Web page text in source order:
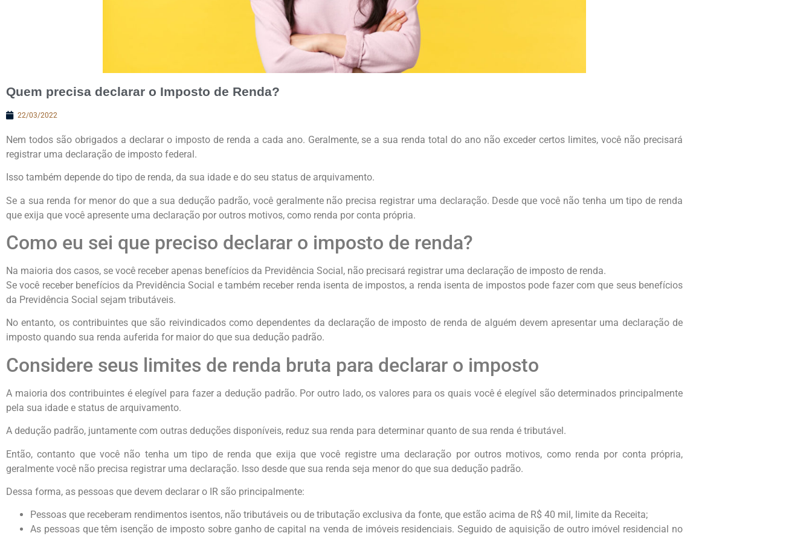
Quem precisa declarar o Imposto de Renda?
22/03/2022
Nem todos são obrigados a declarar o imposto de renda a cada ano. Geralmente, se a sua renda total do ano não exceder certos limites, você não precisará
registrar uma declaração de imposto federal.
Isso também depende do tipo de renda, da sua idade e do seu status de arquivamento.
Se a sua renda for menor do que a sua dedução padrão, você geralmente não precisa registrar uma declaração. Desde que você não tenha um tipo de renda
que exija que você apresente uma declaração por outros motivos, como renda por conta própria.
Como eu sei que preciso declarar o imposto de renda?
Na maioria dos casos, se você receber apenas benefícios da Previdência Social, não precisará registrar uma declaração de imposto de renda.
Se você receber benefícios da Previdência Social e também receber renda isenta de impostos, a renda isenta de impostos pode fazer com que seus benefícios
da Previdência Social sejam tributáveis.
No entanto, os contribuintes que são reivindicados como dependentes da declaração de imposto de renda de alguém devem apresentar uma declaração de
imposto quando sua renda auferida for maior do que sua dedução padrão.
Considere seus limites de renda bruta para declarar o imposto
A maioria dos contribuintes é elegível para fazer a dedução padrão. Por outro lado, os valores para os quais você é elegível são determinados principalmente
pela sua idade e status de arquivamento.
A dedução padrão, juntamente com outras deduções disponíveis, reduz sua renda para determinar quanto de sua renda é tributável.
Então, contanto que você não tenha um tipo de renda que exija que você registre uma declaração por outros motivos, como renda por conta própria,
geralmente você não precisa registrar uma declaração. Isso desde que sua renda seja menor do que sua dedução padrão.
Dessa forma, as pessoas que devem declarar o IR são principalmente:
Pessoas que receberam rendimentos isentos, não tributáveis ou de tributação exclusiva da fonte, que estão acima de R$ 40 mil, limite da Receita;
As pessoas que têm isenção de imposto sobre ganho de capital na venda de imóveis residenciais. Seguido de aquisição de outro imóvel residencial no